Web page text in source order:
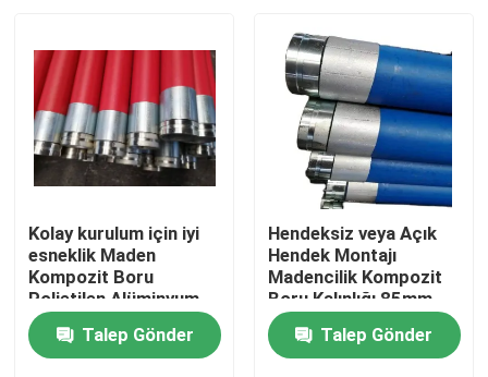
Ana sayfa
Ürünler
Kolay kurulum için iyi
esneklik Maden
Kompozit Boru
Polietilen Alüminyum
Kompozit Boru Su
taşıma borusu
Talep Gönder
Hendeksiz veya Açık
Hendek Montajı
Madencilik Kompozit
Boru Kalınlığı 85mm
Siyah Renk Dayanıklı ve
Madencilik Endüstrisi
İçin
Talep Gönder